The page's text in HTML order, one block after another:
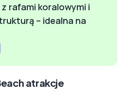
rafami koralowymi i
– idealna na
atrakcje